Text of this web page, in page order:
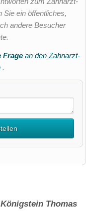
Sie ein öffentliches,
andere Besucher
Fragean den Zahnarzt-
.
Königstein Thomas